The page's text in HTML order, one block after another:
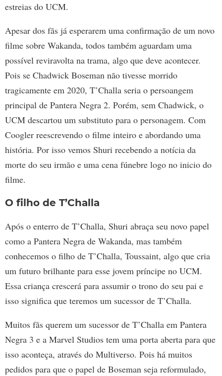
estreias do UCM.
Apesar dos fãs já esperarem uma confirmação de um novo
filme sobre Wakanda, todos também aguardam uma
possível reviravolta na trama, algo que deve acontecer.
Pois se Chadwick Boseman não tivesse morrido
tragicamente em 2020, T’Challa seria o persoangem
principal de Pantera Negra 2. Porém, sem Chadwick, o
UCM descartou um substituto para o personagem. Com
Coogler reescrevendo o filme inteiro e abordando uma
história. Por isso vemos Shuri recebendo a notícia da
morte do seu irmão e uma cena fúnebre logo no inicio do
filme.
O filho de T’Challa
Após o enterro de T’Challa, Shuri abraça seu novo papel
como a Pantera Negra de Wakanda, mas também
conhecemos o filho de T’Challa, Toussaint, algo que cria
um futuro brilhante para esse jovem príncipe no UCM.
Essa criança crescerá para assumir o trono do seu pai e
isso significa que teremos um sucessor de T’Challa.
Muitos fãs querem um sucessor de T’Challa em Pantera
Negra 3 e a Marvel Studios tem uma porta aberta para que
isso aconteça, através do Multiverso. Pois há muitos
pedidos para que o papel de Boseman seja reformulado,